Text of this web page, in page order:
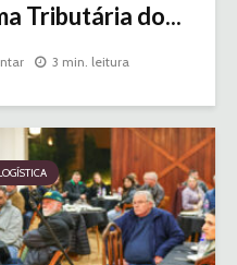
Tributária do...
3 min. leitura